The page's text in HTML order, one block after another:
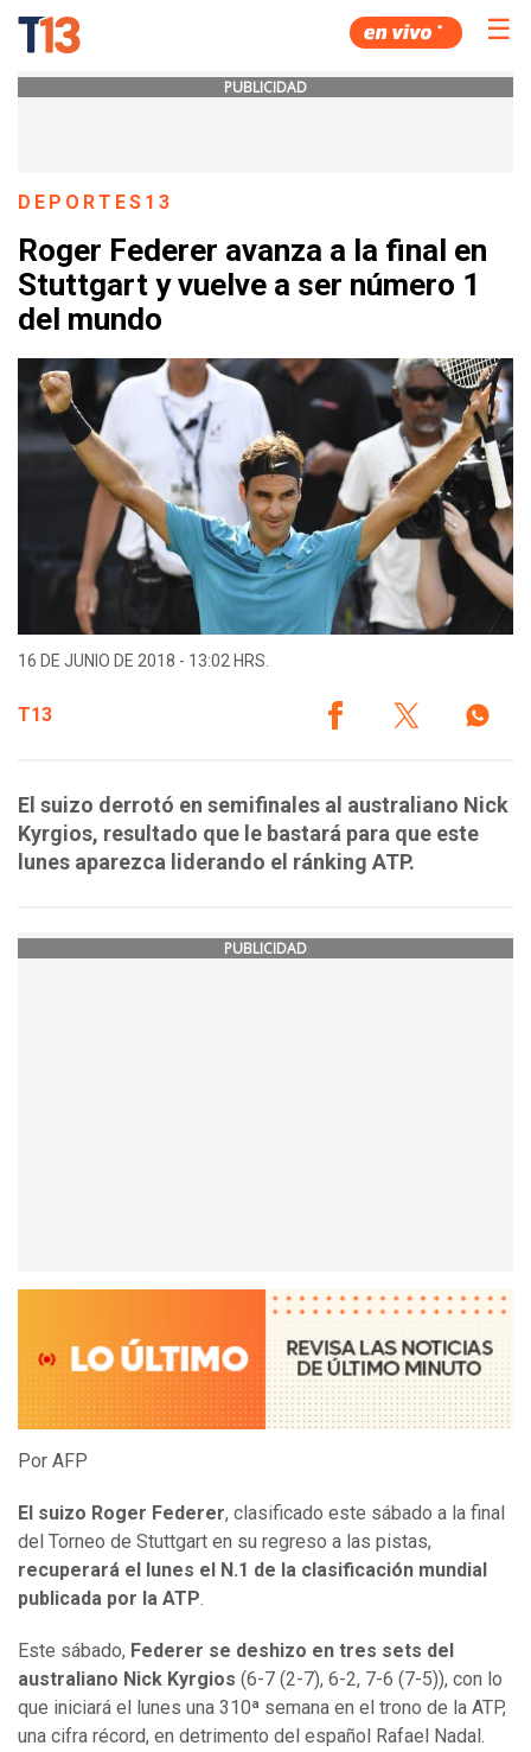
☰
PUBLICIDAD
DEPORTES13
Roger Federer avanza a la final en
Stuttgart y vuelve a ser número 1
del mundo
16 DE JUNIO DE 2018 - 13:02 HRS.
T13
El suizo derrotó en semifinales al australiano Nick
Kyrgios, resultado que le bastará para que este
lunes aparezca liderando el ránking ATP.
PUBLICIDAD
Por AFP
El suizo Roger Federer, clasificado este sábado a la final
del Torneo de Stuttgart en su regreso a las pistas,
recuperará el lunes el N.1 de la clasificación mundial
publicada por la ATP.
Este sábado, Federer se deshizo en tres sets del
australiano Nick Kyrgios (6-7 (2-7), 6-2, 7-6 (7-5)), con lo
que iniciará el lunes una 310ª semana en el trono de la ATP,
una cifra récord, en detrimento del español Rafael Nadal.